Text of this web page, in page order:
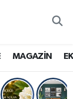
MAGAZİN